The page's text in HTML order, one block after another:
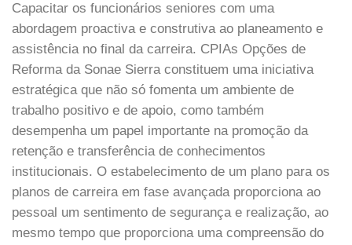
Capacitar os funcionários seniores com uma
abordagem proactiva e construtiva ao planeamento e
assistência no final da carreira. CPIAs Opções de
Reforma da Sonae Sierra constituem uma iniciativa
estratégica que não só fomenta um ambiente de
trabalho positivo e de apoio, como também
desempenha um papel importante na promoção da
retenção e transferência de conhecimentos
institucionais. O estabelecimento de um plano para os
planos de carreira em fase avançada proporciona ao
pessoal um sentimento de segurança e realização, ao
mesmo tempo que proporciona uma compreensão do